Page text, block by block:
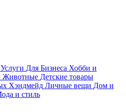
Услуги Для Бизнеса Хобби и
Животные Детские товары
Хэндмейд Личные вещи Дом и
и стиль